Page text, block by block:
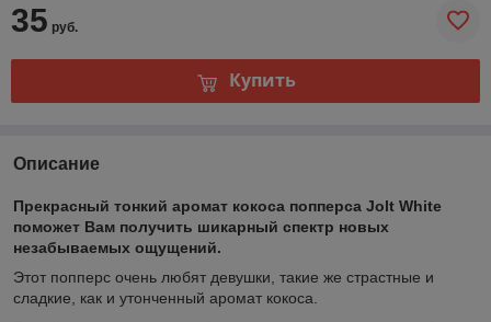
35 руб.
Купить
Описание
Прекрасный тонкий аромат кокоса попперса Jolt White
поможет Вам получить шикарный спектр новых
незабываемых ощущений.
Этот попперс очень любят девушки, такие же страстные и
сладкие, как и утонченный аромат кокоса.